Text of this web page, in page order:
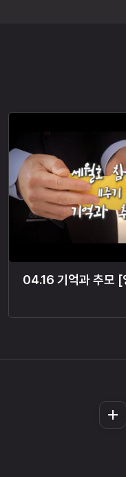
04.16 기억과 추모 [
더
보